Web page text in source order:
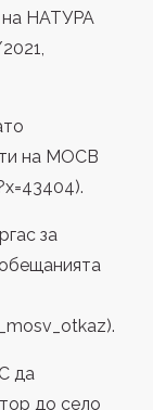
на НАТУРА
на МОСВ
за
да
до село